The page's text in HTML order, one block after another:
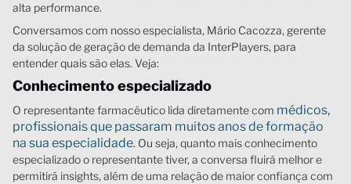
alta performance.
Conversamos com nosso especialista, Mário Cacozza, gerente
da solução de geração de demanda da InterPlayers, para
entender quais são elas. Veja:
Conhecimento especializado
O representante farmacêutico lida diretamente com médicos,
profissionais que passaram muitos anos de formação
na sua especialidade. Ou seja, quanto mais conhecimento
especializado o representante tiver, a conversa fluirá melhor e
permitirá insights, além de uma relação de maior confiança com